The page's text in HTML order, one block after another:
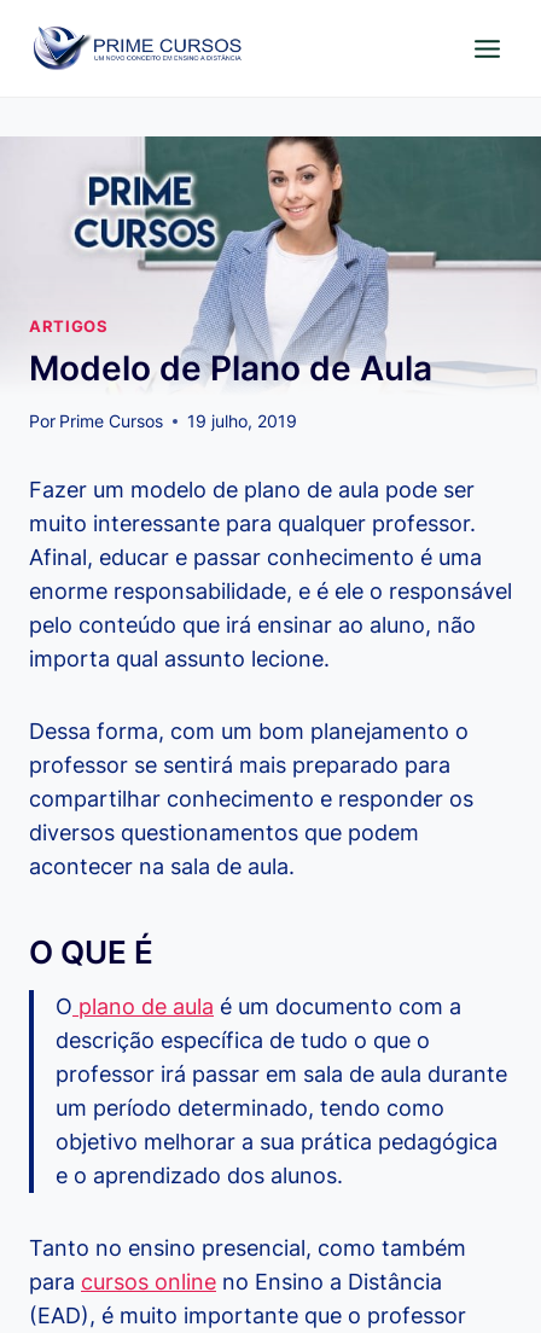
para
ARTIGOS
Modelo de Plano de Aula
Por Prime Cursos 19 julho, 2019
Fazer um modelo de plano de aula pode ser
muito interessante para qualquer professor.
Afinal, educar e passar conhecimento é uma
enorme responsabilidade, e é ele o responsável
pelo conteúdo que irá ensinar ao aluno, não
importa qual assunto lecione.
Dessa forma, com um bom planejamento o
professor se sentirá mais preparado para
compartilhar conhecimento e responder os
diversos questionamentos que podem
acontecer na sala de aula.
O QUE É
O plano de aula é um documento com a
descrição específica de tudo o que o
professor irá passar em sala de aula durante
um período determinado, tendo como
objetivo melhorar a sua prática pedagógica
e o aprendizado dos alunos.
Tanto no ensino presencial, como também
para cursos online no Ensino a Distância
(EAD), é muito importante que o professor